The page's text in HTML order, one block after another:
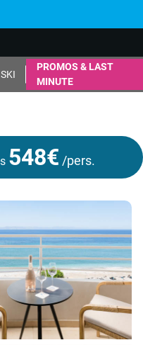
SKI
PROMOS & LAST
MINUTE
548€ /pers.